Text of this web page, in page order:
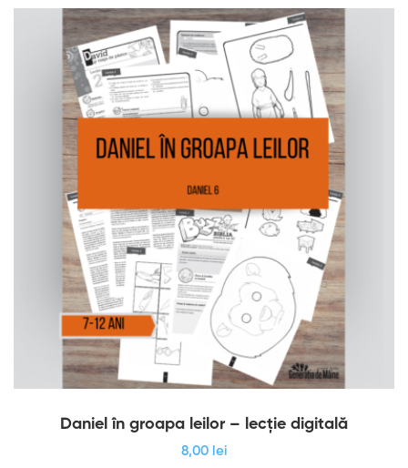
Daniel în groapa leilor – lecție digitală
8,00 lei